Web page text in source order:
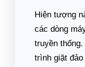
Hiện tượng
các dòng
truyền
trình giặt